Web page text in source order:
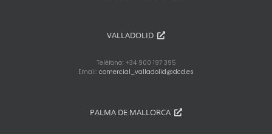
VALLADOLID
Teléfono: +34 900 197 395
Email: comercial_valladolid@dcd.es
PALMA DE MALLORCA